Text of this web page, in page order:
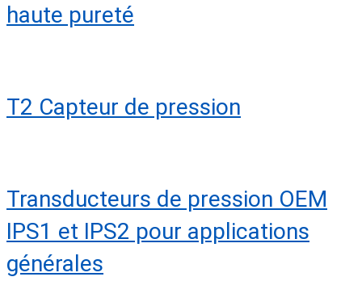
haute pureté
T2 Capteur de pression
Transducteurs de pression OEM
IPS1 et IPS2 pour applications
générales